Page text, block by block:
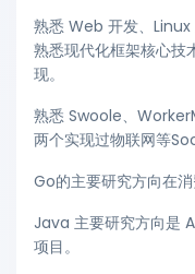
熟悉 Web 开发、
熟悉现代化框架核心技
现。
熟悉 Swoole、
两个实现过物联网等
Go的主要研究方向在
Java 主要研究方向是
项目。